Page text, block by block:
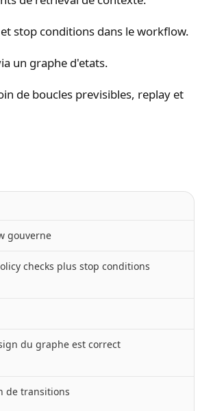
stop conditions dans le workflow.
un graphe d'etats.
de boucles previsibles, replay et
gouverne
checks plus stop conditions
du graphe est correct
de transitions